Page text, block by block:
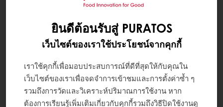
ยินดีต้อนรับสู่ PURATOS
เว็บไซต์ของเราใช้ประโยชน์จากคุกกี้
เราใช้คุกกี้เพื่อมอบประสบการณ์ที่ดีที่สุดให้กับคุณใน
เว็บไซต์ของเราเพื่อจดจำการเข้าชมและการตั้งค่าซ้ำ ๆ
รวมถึงการวัดและวิเคราะห์ปริมาณการใช้งาน หาก
ต้องการเรียนรู้เพิ่มเติมเกี่ยวกับคุกกี้รวมถึงวิธีปิดใช้งานดู